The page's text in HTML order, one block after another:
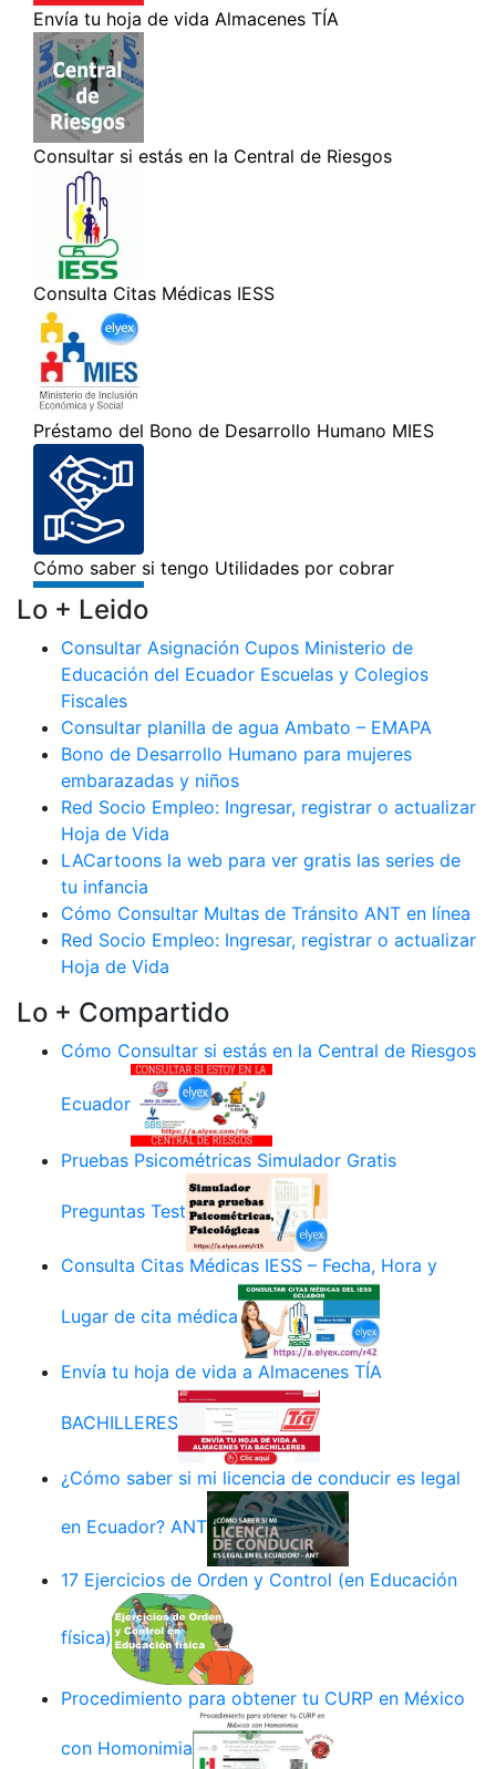
Lo + Leido
Consultar Asignación Cupos Ministerio de
Educación del Ecuador Escuelas y Colegios
Fiscales
Consultar planilla de agua Ambato – EMAPA
Bono de Desarrollo Humano para mujeres
embarazadas y niños
Red Socio Empleo: Ingresar, registrar o actualizar
Hoja de Vida
LACartoons la web para ver gratis las series de
tu infancia
Cómo Consultar Multas de Tránsito ANT en línea
Red Socio Empleo: Ingresar, registrar o actualizar
Hoja de Vida
Lo + Compartido
Cómo Consultar si estás en la Central de Riesgos
Ecuador
Pruebas Psicométricas Simulador Gratis
Preguntas Test
Consulta Citas Médicas IESS – Fecha, Hora y
Lugar de cita médica
Envía tu hoja de vida a Almacenes TÍA
BACHILLERES
¿Cómo saber si mi licencia de conducir es legal
en Ecuador? ANT
17 Ejercicios de Orden y Control (en Educación
física)
Procedimiento para obtener tu CURP en México
con Homonimia